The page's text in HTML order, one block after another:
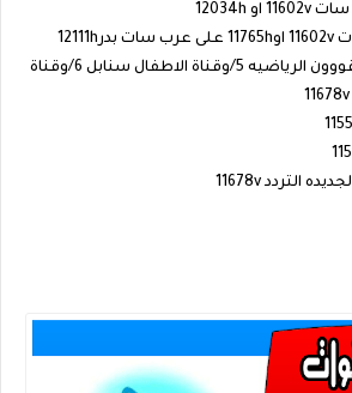
3/النيلين الرياضيه 4/وقووون الرياضيه 5/وقناة الاطفال سنابل 6/وقناة